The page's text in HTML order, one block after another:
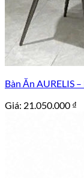
Bàn Ăn AURELIS
Giá: 21.050.000 ₫